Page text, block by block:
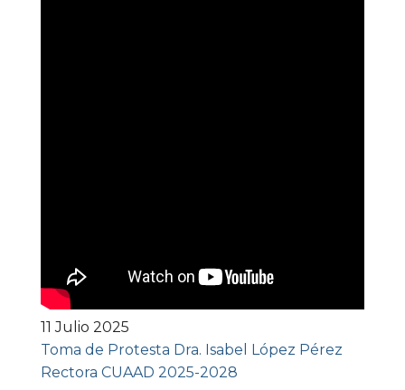
11 Julio 2025
Toma de Protesta Dra. Isabel López Pérez
Rectora CUAAD 2025-2028